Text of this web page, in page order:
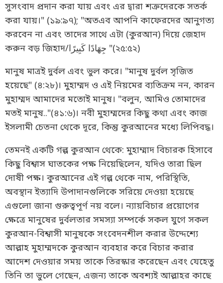
সুসংবাদ প্রদান করা যায় এবং এর দ্বারা শত্রুদেরকে সতর্ক
করা যায়।" (১৯:৯৭); "অতএব আপনি কাফেরদের আনুগত্য
করবেন না এবং তাদের সাথে এটা (কুরআন) দিয়ে জেহাদ
করুন বড় জিহাদ/جِهَادًا كَبِيرًا "(২৫:৫২)
মানুষ মাত্রই দুর্বল এবং ভুল করে। "মানুষ দুর্বল সৃজিত
হয়েছে" (৪:২৮)। মুহাম্মদ ও এই নিয়মের ব্যতিক্রম নন, কারন
মুহাম্মদ আমাদের মতোই মানুষ। "বলুন, আমিও তোমাদের
মতই মানুষ.."(৪১:৬)। নবী মুহাম্মদের কিছু কথা এবং কাজ
ইসলামী চেতনা থেকে দূরে, কিন্তু কুরআনের মধ্যে লিপিবদ্ধ।
তেমনই একটি গল্প কুরআন থেকে: মুহাম্মাদ বিচারক হিসাবে
কিছু বিশ্বাস ঘাতকের পক্ষ নিয়েছিলেন, যদিও তারা ছিল
দোষী পক্ষ। কুরআনের এই গল্প থেকে নাম, পরিস্থিতি,
অবস্থান ইত্যাদি উপাদানগুলিকে সরিয়ে দেওয়া হয়েছে
এগুলো জানা গুরুত্বপূর্ণ নয় বলে। ন্যায়বিচার প্রয়োগের
ক্ষেত্রে মানুষের দুর্বলতার সমস্যা সম্পর্কে সকল যুগে সকল
কুরআন-বিশ্বাসী মানুষকে সংবেদনশীল করার উদ্দেশ্যে
আল্লাহ মুহাম্মদকে কুরআন ব্যবহার করে বিচার করার
আদেশ দেওয়ার সময় তাকে তিরস্কার করেছেন এবং যেহেতু
তিনি তা ভুলে গেছেন, এজন্য তাকে অবশ্যই আল্লাহর কাছে